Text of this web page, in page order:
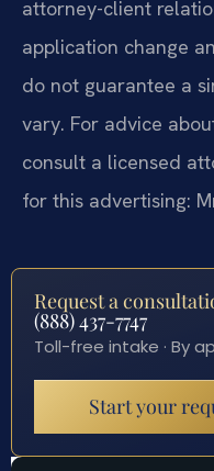
attorney-client
application change
do not guarantee a
vary. For advice
consult a licensed
for this advertising:
Request a
(888) 437-7747
Toll-free intake · By
Start your